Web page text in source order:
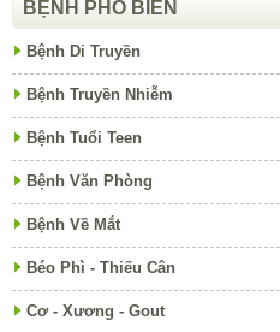
BỆNH PHỔ BIẾN
Bệnh Di Truyền
Bệnh Truyền Nhiễm
Bệnh Tuổi Teen
Bệnh Văn Phòng
Bệnh Về Mắt
Béo Phì - Thiếu Cân
Cơ - Xương - Gout